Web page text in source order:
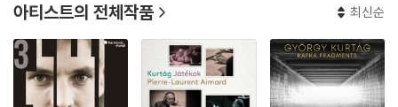
아티스트의 전체작품 최신순